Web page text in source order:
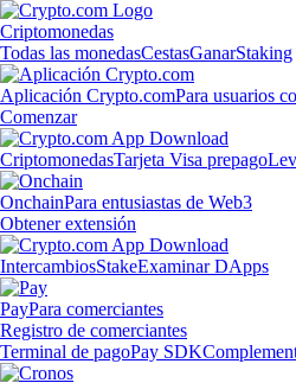
Criptomonedas
Todas las monedasCestasGanarStaking
Aplicación Crypto.comPara usuarios
Comenzar
CriptomonedasTarjeta Visa prepago
OnchainPara entusiastas de Web3
Obtener extensión
IntercambiosStakeExaminar DApps
PayPara comerciantes
Registro de comerciantes
Terminal de pagoPay SDK